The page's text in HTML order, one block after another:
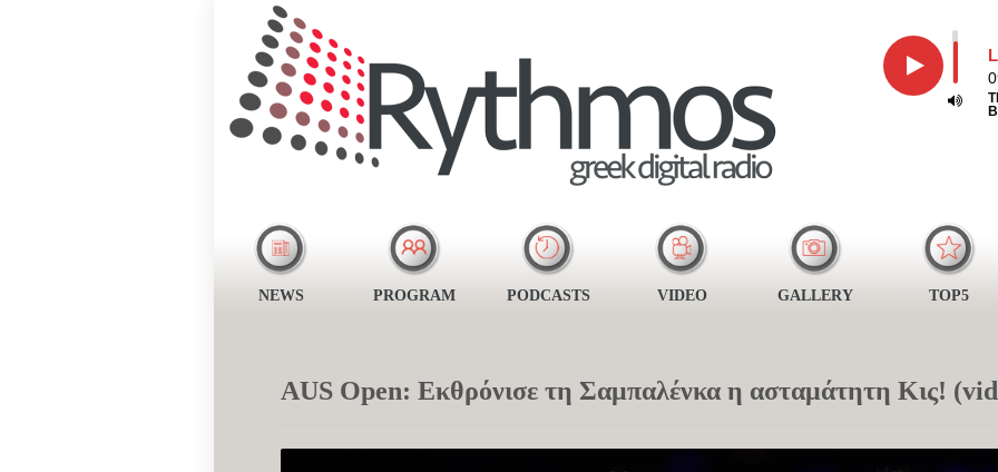
NEWS PROGRAM PODCASTS VIDEO GALLERY TOP5
AUS Open: Εκθρόνισε τη Σαμπαλένκα η ασταμάτητη Κις!